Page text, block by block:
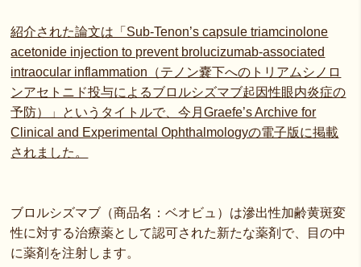
紹介された論文は「Sub-Tenon’s capsule triamcinolone
acetonide injection to prevent brolucizumab-associated
intraocular inflammation（テノン嚢下へのトリアムシノロ
ンアセトニド投与によるブロルシズマブ起因性眼内炎症の
予防）」というタイトルで、今月Graefe’s Archive for
Clinical and Experimental Ophthalmologyの電子版に掲載
されました。
ブロルシズマブ（商品名：ベオビュ）は滲出性加齢黄斑変
性に対する治療薬として認可された新たな薬剤で、目の中
に薬剤を注射します。